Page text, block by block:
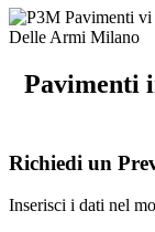
Pavimenti
Richiedi un
Inserisci i dati nel